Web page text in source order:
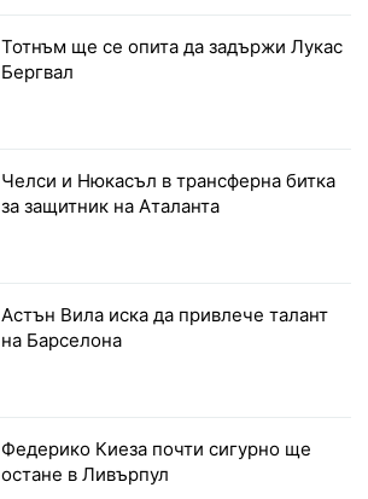
Тотнъм ще се опита да задържи Лукас
Бергвал
Челси и Нюкасъл в трансферна битка
за защитник на Аталанта
Астън Вила иска да привлече талант
на Барселона
Федерико Киеза почти сигурно ще
остане в Ливърпул